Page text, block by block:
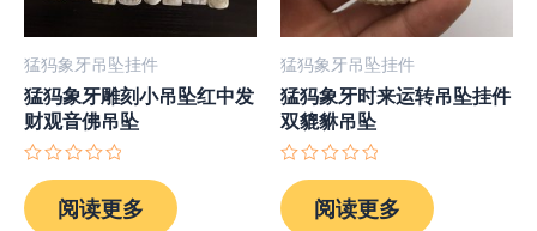
猛犸象牙吊坠挂件
猛犸象牙雕刻小吊坠红中发
财观音佛吊坠
分
0
&sol;
阅读更多
猛犸象牙吊坠挂件
猛犸象牙时来运转吊坠挂件
双貔貅吊坠
分
0
&sol;
阅读更多